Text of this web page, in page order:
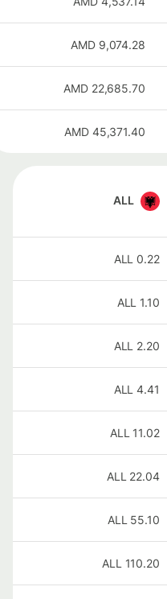
9,074.28
AMD
22,685.70
AMD
45,371.40
AMD
ALL
0.22
ALL
1.10
ALL
2.20
ALL
4.41
ALL
11.02
ALL
22.04
ALL
55.10
ALL
110.20
ALL